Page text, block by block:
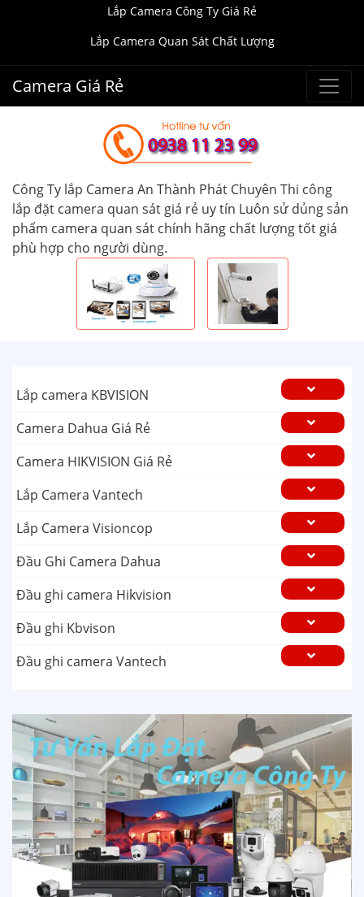
Lắp Camera Công Ty Giá Rẻ
Lắp Camera Quan Sát Chất Lượng
Camera Giá Rẻ
Công Ty lắp Camera An Thành Phát Chuyên Thi công
lắp đặt camera quan sát giá rẻ uy tín Luôn sử dủng sản
phẩm camera quan sát chính hãng chất lượng tốt giá
phù hợp cho người dùng.
Lắp camera KBVISION
Camera Dahua Giá Rẻ
Camera HIKVISION Giá Rẻ
Lắp Camera Vantech
Lắp Camera Visioncop
Đầu Ghi Camera Dahua
Đầu ghi camera Hikvision
Đầu ghi Kbvison
Đầu ghi camera Vantech